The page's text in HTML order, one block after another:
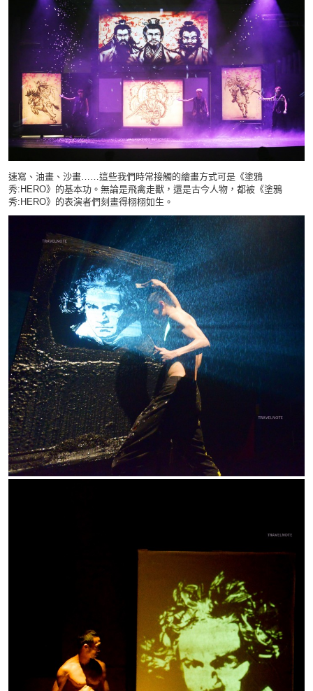
速寫、油畫、沙畫……這些我們時常接觸的繪畫方式可是《塗鴉
秀:HERO》的基本功。無論是飛禽走獸，還是古今人物，都被《塗鴉
秀:HERO》的表演者們刻畫得栩栩如生。